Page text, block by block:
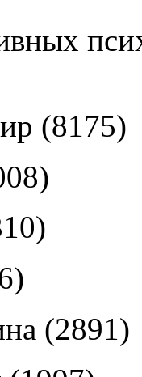
(8175)
(2891)